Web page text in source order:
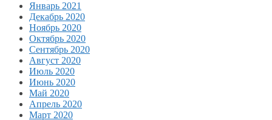
Январь 2021
Декабрь 2020
Ноябрь 2020
Октябрь 2020
Сентябрь 2020
Август 2020
Июль 2020
Июнь 2020
Май 2020
Апрель 2020
Март 2020